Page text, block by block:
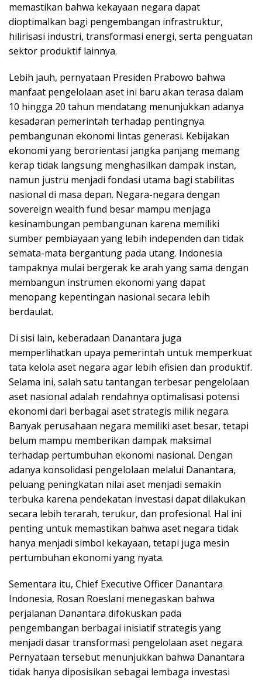
memastikan bahwa kekayaan negara dapat
dioptimalkan bagi pengembangan infrastruktur,
hilirisasi industri, transformasi energi, serta penguatan
sektor produktif lainnya.
Lebih jauh, pernyataan Presiden Prabowo bahwa
manfaat pengelolaan aset ini baru akan terasa dalam
10 hingga 20 tahun mendatang menunjukkan adanya
kesadaran pemerintah terhadap pentingnya
pembangunan ekonomi lintas generasi. Kebijakan
ekonomi yang berorientasi jangka panjang memang
kerap tidak langsung menghasilkan dampak instan,
namun justru menjadi fondasi utama bagi stabilitas
nasional di masa depan. Negara-negara dengan
sovereign wealth fund besar mampu menjaga
kesinambungan pembangunan karena memiliki
sumber pembiayaan yang lebih independen dan tidak
semata-mata bergantung pada utang. Indonesia
tampaknya mulai bergerak ke arah yang sama dengan
membangun instrumen ekonomi yang dapat
menopang kepentingan nasional secara lebih
berdaulat.
Di sisi lain, keberadaan Danantara juga
memperlihatkan upaya pemerintah untuk memperkuat
tata kelola aset negara agar lebih efisien dan produktif.
Selama ini, salah satu tantangan terbesar pengelolaan
aset nasional adalah rendahnya optimalisasi potensi
ekonomi dari berbagai aset strategis milik negara.
Banyak perusahaan negara memiliki aset besar, tetapi
belum mampu memberikan dampak maksimal
terhadap pertumbuhan ekonomi nasional. Dengan
adanya konsolidasi pengelolaan melalui Danantara,
peluang peningkatan nilai aset menjadi semakin
terbuka karena pendekatan investasi dapat dilakukan
secara lebih terarah, terukur, dan profesional. Hal ini
penting untuk memastikan bahwa aset negara tidak
hanya menjadi simbol kekayaan, tetapi juga mesin
pertumbuhan ekonomi yang nyata.
Sementara itu, Chief Executive Officer Danantara
Indonesia, Rosan Roeslani menegaskan bahwa
perjalanan Danantara difokuskan pada
pengembangan berbagai inisiatif strategis yang
menjadi dasar transformasi pengelolaan aset negara.
Pernyataan tersebut menunjukkan bahwa Danantara
tidak hanya diposisikan sebagai lembaga investasi